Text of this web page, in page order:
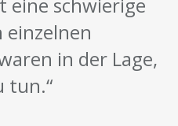
einzelnen
in der Lage,
tun.“